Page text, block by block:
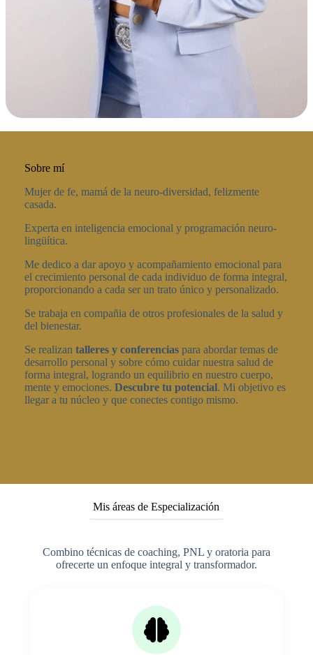
Sobre mí
Mujer de fe, mamá de la neuro-diversidad, felizmente
casada.
Experta en inteligencia emocional y programación neuro-
lingüítica.
Me dedico a dar apoyo y acompañamiento emocional para
el crecimiento personal de cada individuo de forma integral,
proporcionando a cada ser un trato único y personalizado.
Se trabaja en compañia de otros profesionales de la salud y
del bienestar.
Se realizan talleres y conferenciaspara abordar temas de
desarrollo personal y sobre cómo cuidar nuestra salud de
forma integral, logrando un equilibrio en nuestro cuerpo,
mente y emociones. Descubre tu potencial. Mi objetivo es
llegar a tu núcleo y que conectes contigo mismo.
Mis áreas de Especialización
Combino técnicas de coaching, PNL y oratoria para
ofrecerte un enfoque integral y transformador.